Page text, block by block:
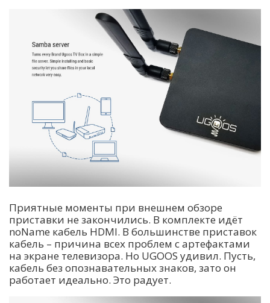
Приятные моменты при внешнем обзоре
приставки не закончились. В комплекте идёт
noName кабель HDMI. В большинстве приставок
кабель – причина всех проблем с артефактами
на экране телевизора. Но UGOOS удивил. Пусть,
кабель без опознавательных знаков, зато он
работает идеально. Это радует.